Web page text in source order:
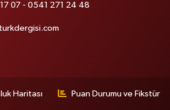
07 - 0541 271 24 48
Haritası Puan Durumu ve Fikstür